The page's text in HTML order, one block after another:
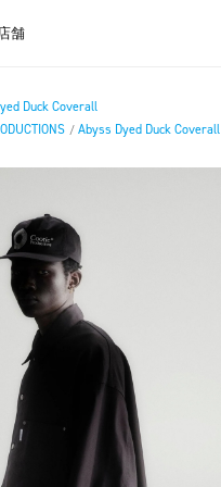
舗
Duck Coverall
/ Abyss Dyed Duck Coverall